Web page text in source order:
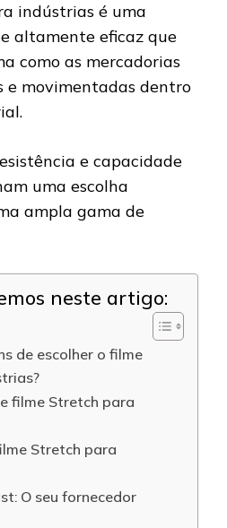
indústrias é uma
altamente eficaz que
como as mercadorias
e movimentadas dentro
e capacidade
uma escolha
ampla gama de
neste artigo:
de escolher o filme
filme Stretch para
Stretch para
O seu fornecedor